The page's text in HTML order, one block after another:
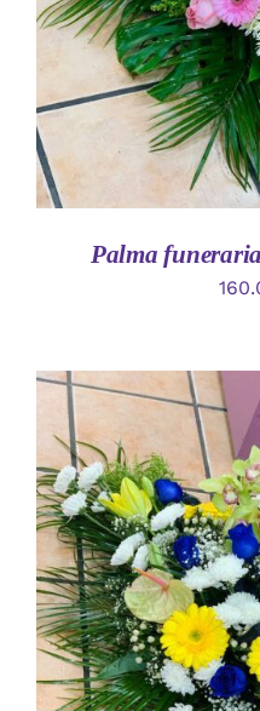
Palma
AÑADIR
DETALLES